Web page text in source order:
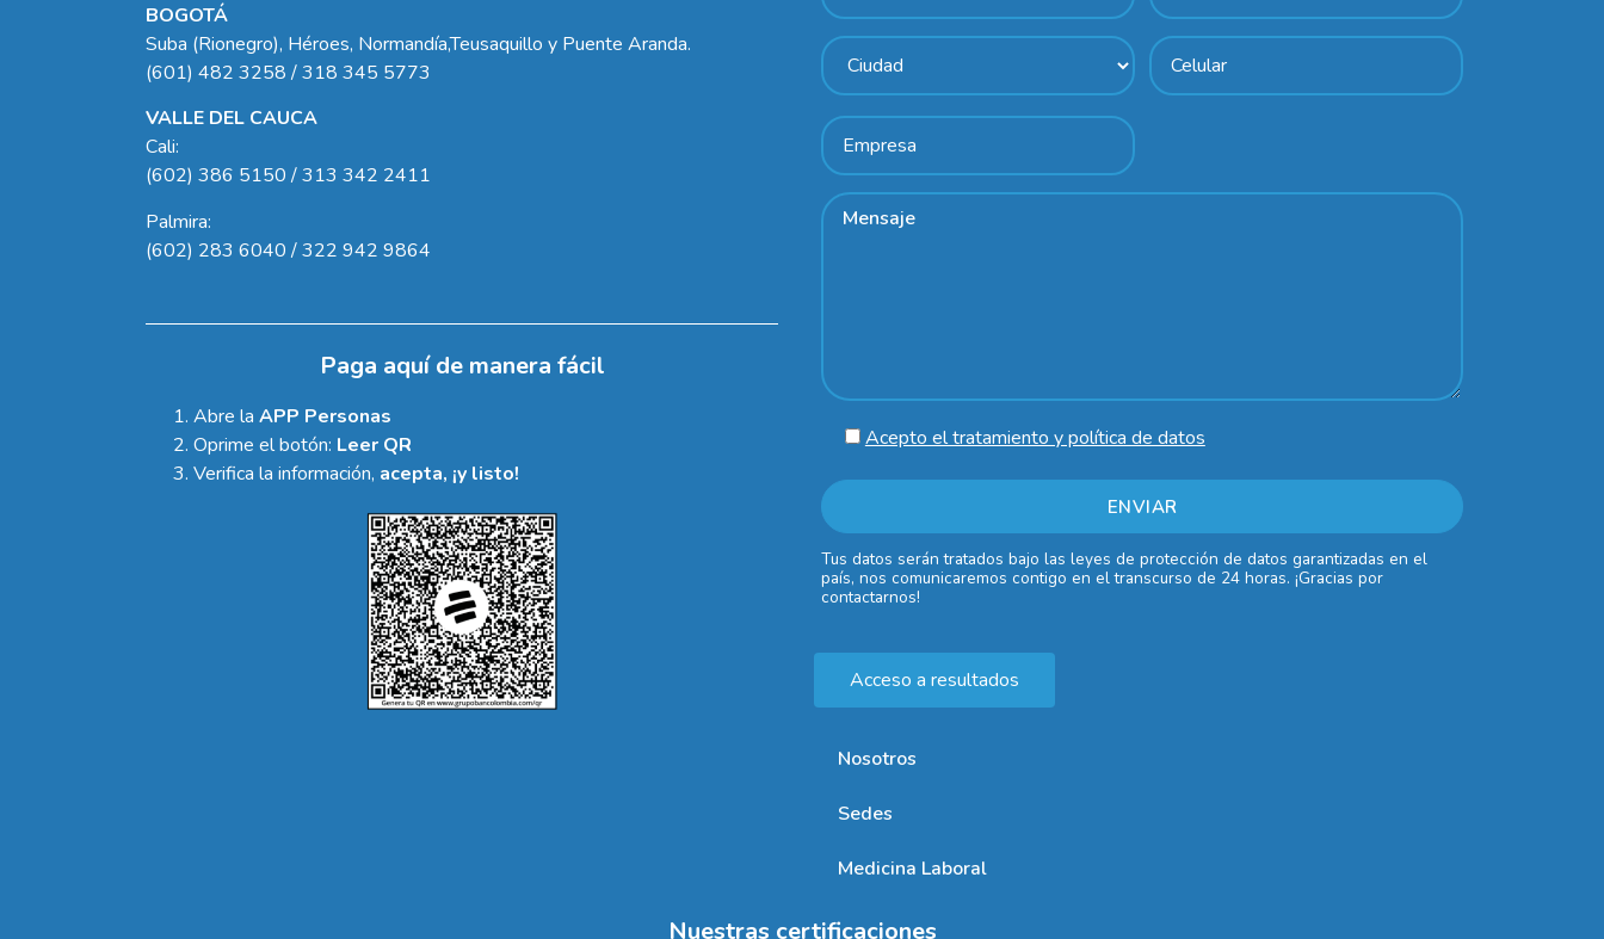
BOGOTÁ
Suba (Rionegro), Héroes, Normandía,Teusaquillo y Puente Aranda.
(601) 482 3258 / 318 345 5773
VALLE DEL CAUCA
Cali:
(602) 386 5150 / 313 342 2411
Palmira:
(602) 283 6040 / 322 942 9864
Paga aquí de manera fácil
Abre la APP Personas
Oprime el botón: Leer QR
Verifica la información, acepta, ¡y listo!
Acepto el tratamiento y política de datos
Tus datos serán tratados bajo las leyes de protección de datos garantizadas en el
país, nos comunicaremos contigo en el transcurso de 24 horas. ¡Gracias por
contactarnos!
Acceso a resultados
Nosotros
Sedes
Medicina Laboral
Nuestras certificaciones